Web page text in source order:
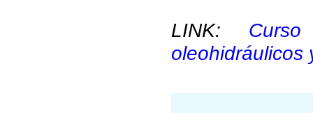
LINK:
oleohidráulicos